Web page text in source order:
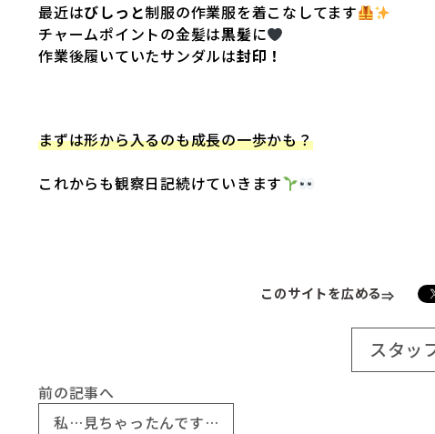
最近はびしっと制服の作業服を着こなしてます
チャームポイントの金髪は黒髪に
作業後履いていたサンダルは封印！
まずは形から入るのも成長の一歩かも？
これからも観察日記続けていきます
このサイトを広める
スタッ
前の記事へ
私…見ちゃったんです…